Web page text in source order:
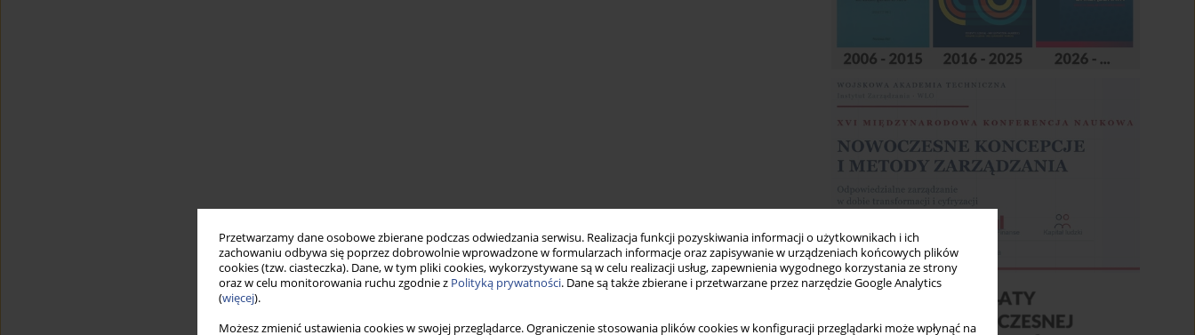
Przetwarzamy dane osobowe zbierane podczas odwiedzania serwisu. Realizacja funkcji pozyskiwania informacji o użytkownikach i ich
zachowaniu odbywa się poprzez dobrowolnie wprowadzone w formularzach informacje oraz zapisywanie w urządzeniach końcowych plików
cookies (tzw. ciasteczka). Dane, w tym pliki cookies, wykorzystywane są w celu realizacji usług, zapewnienia wygodnego korzystania ze strony
oraz w celu monitorowania ruchu zgodnie z Polityką prywatności. Dane są także zbierane i przetwarzane przez narzędzie Google Analytics
(więcej).
Możesz zmienić ustawienia cookies w swojej przeglądarce. Ograniczenie stosowania plików cookies w konfiguracji przeglądarki może wpłynąć na